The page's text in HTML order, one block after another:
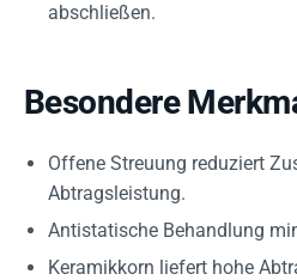
abschließen.
Besondere
Offene Streuung reduziert
Abtragsleistung.
Antistatische Behandlung
Keramikkorn liefert hohe